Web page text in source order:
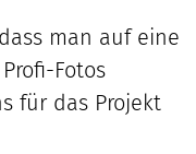
man auf eine
Fotos
für das Projekt